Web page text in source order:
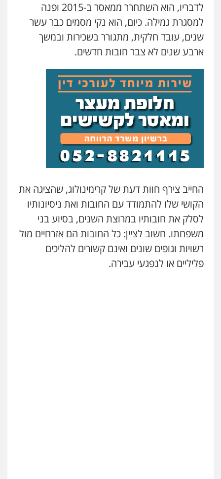
לדבריו, הוא השתחרר ממאסר ב-2015 ופנה
למסגרת גמילה. כיום, הוא נקי מסמים כבר עשר
שנים, עובד חלקית, מתגורר בשכירות ובמשך
ארבע שנים לא צבר חובות חדשים.
החייב צירף חוות דעת של קרימינולוג, שהציגה את
הקושי שלו להתמודד עם החובות ואת ניסיונותיו
לסלק את חובותיו במרוצת השנים, בסיוע בני
משפחתו. חשוב לציין: כל החובות הם אזרחיים מול
רשויות וגופים שונים ואינם קשורים להליכים
פליליים או לנפגעי עבירה.